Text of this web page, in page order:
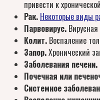
привести к
Рак. Некоторые виды
Парвовирус.
Колит. Воспаление
Запор.Хронический
Заболевания печени.
Почечная или
Системное